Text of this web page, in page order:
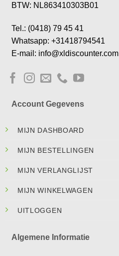
BTW: NL863410303B01
Tel.: (0418) 79 45 41
Whatsapp: +31418794541
E-mail: info@xldiscounter.com
Account Gegevens
MIJN DASHBOARD
MIJN BESTELLINGEN
MIJN VERLANGLIJST
MIJN WINKELWAGEN
UITLOGGEN
Algemene Informatie